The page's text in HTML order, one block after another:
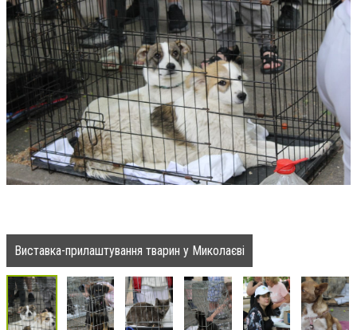
Виставка-прилаштування тварин у Миколаєві